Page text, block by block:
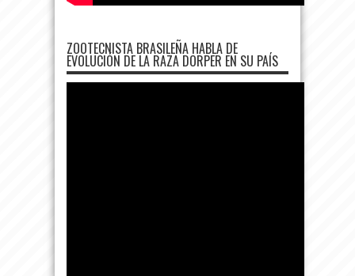
ZOOTECNISTA BRASILEÑA HABLA DE
EVOLUCIÓN DE LA RAZA DORPER EN SU PAÍS